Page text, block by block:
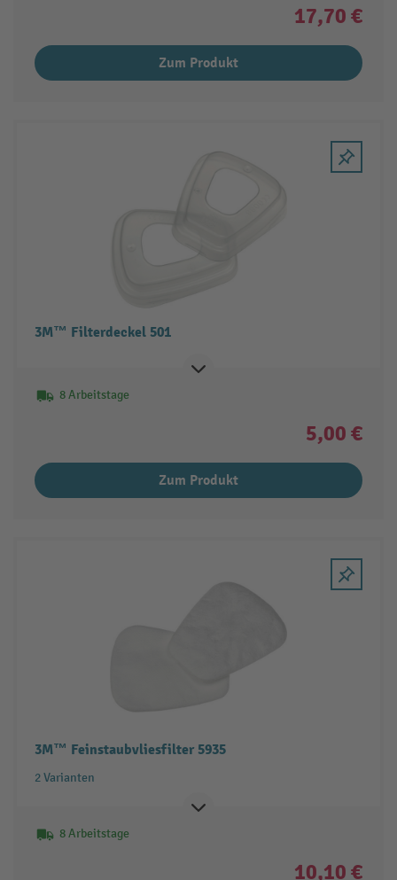
17,70 €
Zum Produkt
3M™ Filterdeckel 501
8 Arbeitstage
5,00 €
Zum Produkt
3M™ Feinstaubvliesfilter 5935
2 Varianten
8 Arbeitstage
10,10 €